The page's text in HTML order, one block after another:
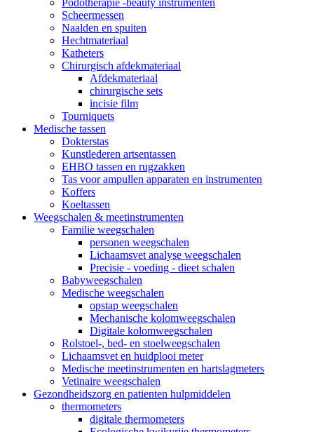
Scheermessen
Naalden en spuiten
Hechtmateriaal
Katheters
Chirurgisch afdekmateriaal
Afdekmateriaal
chirurgische sets
incisie film
Tourniquets
Medische tassen
Dokterstas
Kunstlederen artsentassen
EHBO tassen en rugzakken
Tas voor ampullen apparaten en instrumenten
Koffers
Koeltassen
Weegschalen & meetinstrumenten
Familie weegschalen
personen weegschalen
Lichaamsvet analyse weegschalen
Precisie - voeding - dieet schalen
Babyweegschalen
Medische weegschalen
opstap weegschalen
Mechanische kolomweegschalen
Digitale kolomweegschalen
Rolstoel-, bed- en stoelweegschalen
Lichaamsvet en huidplooi meter
Medische meetinstrumenten en hartslagmeters
Vetinaire weegschalen
Gezondheidszorg en patienten hulpmiddelen
thermometers
digitale thermometers